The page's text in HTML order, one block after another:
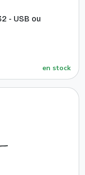
- USB ou
en stock